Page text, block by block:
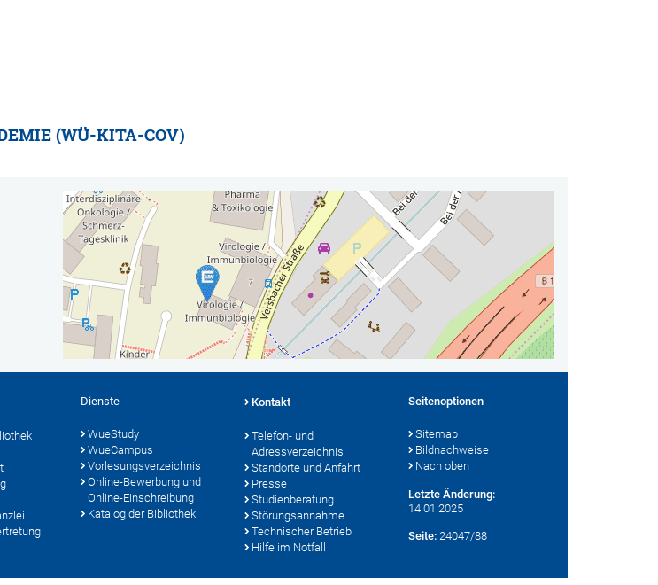
(WÜ-KITA-COV)
Dienste
WueStudy
WueCampus
Vorlesungsverzeichnis
Online-Bewerbung und
Online-Einschreibung
Katalog der Bibliothek
Kontakt
Telefon- und
Adressverzeichnis
Standorte und Anfahrt
Presse
Studienberatung
Störungsannahme
Technischer Betrieb
Hilfe im Notfall
Seitenoptionen
Sitemap
Bildnachweise
Nach oben
Letzte Änderung:
14.01.2025
Seite: 24047/88